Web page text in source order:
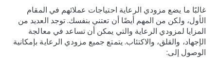
غالبًا ما يضع مزودي الرعاية احتياجات عملائهم في المقام
الأول، ولكن من المهم أيضًا أن تعتني بنفسك. توجد العديد من
المزايا لمزودي الرعاية والتي يمكن أن تساعد في معالجة
الإجهاد، والقلق، والاكتئاب. يتمتع جميع مزودي الرعاية بإمكانية
الوصول إلى: